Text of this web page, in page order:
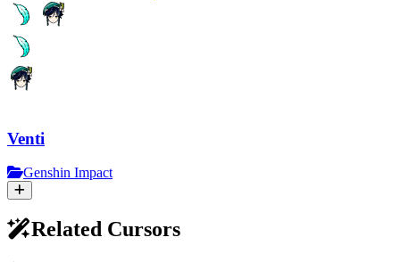
Venti
Genshin Impact
Related Cursors